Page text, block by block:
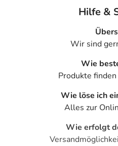
Hilfe &
Wir sind
Wie
Produkte
Wie löse ich
Alles zur
Wie erfolgt